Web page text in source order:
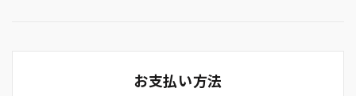
お支払い方法